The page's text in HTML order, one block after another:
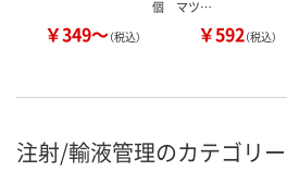
￥349～（税込）
個 マツ…
￥592（税込）
注射/輸液管理のカテゴリー